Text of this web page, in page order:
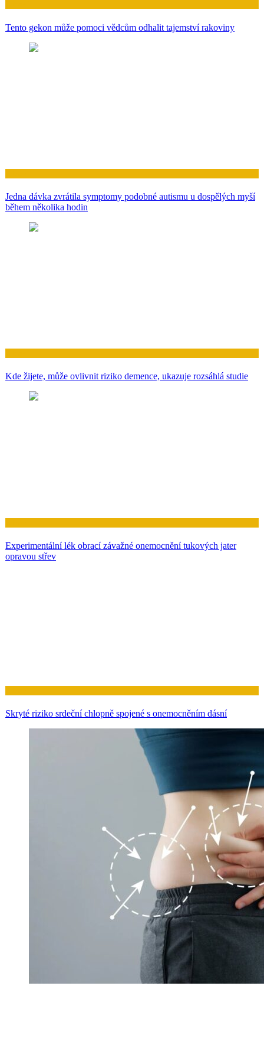
Tento gekon může pomoci vědcům odhalit tajemství rakoviny
Jedna dávka zvrátila symptomy podobné autismu u dospělých myší
během několika hodin
Kde žijete, může ovlivnit riziko demence, ukazuje rozsáhlá studie
Experimentální lék obrací závažné onemocnění tukových jater
opravou střev
Skryté riziko srdeční chlopně spojené s onemocněním dásní